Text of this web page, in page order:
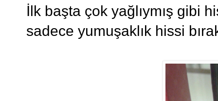
İlk başta çok yağlıymış gibi
sadece yumuşaklık hissi